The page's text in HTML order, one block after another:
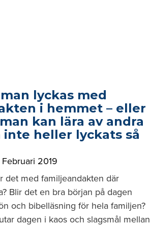
lyckas med
i hemmet – eller
kan lära av andra
inte heller lyckats så
Februari 2019
det med familjeandakten där
Blir det en bra början på dagen
och bibelläsning för hela familjen?
dagen i kaos och slagsmål mellan